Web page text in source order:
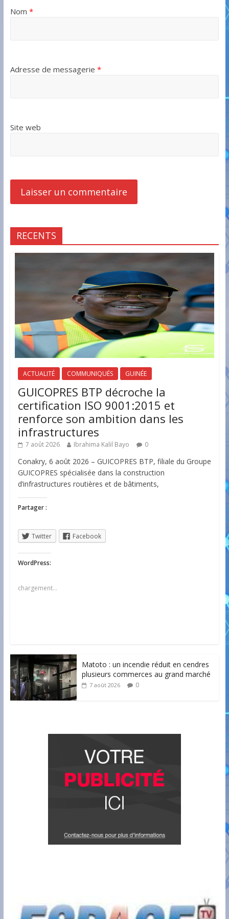
Nom *
Adresse de messagerie *
Site web
RECENTS
ACTUALITÉ COMMUNIQUÉS GUINÉE
GUICOPRES BTP décroche la
certification ISO 9001:2015 et
renforce son ambition dans les
infrastructures
7 août 2026 Ibrahima Kalil Bayo 0
Conakry, 6 août 2026 – GUICOPRES BTP, filiale du Groupe
GUICOPRES spécialisée dans la construction
d’infrastructures routières et de bâtiments,
Partager :
Twitter Facebook
WordPress:
chargement…
Matoto : un incendie réduit en cendres
plusieurs commerces au grand marché
7 août 2026 0